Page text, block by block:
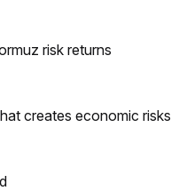
risk returns
creates economic risks